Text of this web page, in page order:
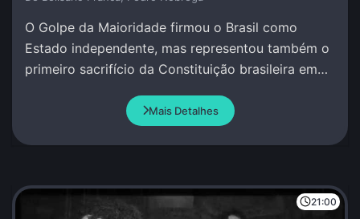
O Golpe da Maioridade firmou o Brasil como
Estado independente, mas representou também o
primeiro sacrifício da Constituição brasileira em
Mais Detalhes
21:00